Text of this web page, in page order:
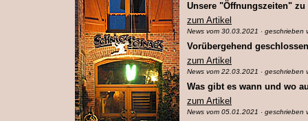
Unsere "Öffnungszeiten" zu
zum Artikel
News vom 30.03.2021 · geschrieben
Vorübergehend
zum Artikel
News vom 22.03.2021 · geschrieben
Was gibt es wann und wo
zum Artikel
News vom 05.01.2021 · geschrieben